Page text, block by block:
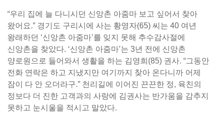
“우리 집에 늘 다니시던 신앙촌 아줌마 보고 싶어서 찾아
왔어요.” 경기도 구리시에 사는 황영자(65) 씨는 40 여년
왕래하던 ‘신앙촌 아줌마’를 잊지 못해 추수감사절에
신앙촌을 찾았다. ‘신앙촌 아줌마’는 3년 전에 신앙촌
양로원으로 들어와서 생활을 하는 김영희(85) 권사. “그동안
전화 연락은 하고 지냈지만 여기까지 찾아 온다니까 어제
잠이 다 안 오더라구.” 천리길에 이어진 끈끈한 정, 육친의
정보다 더 진한 고객과의 사랑에 김권사는 반가움을 감추지
못하고 눈시울을 적시고 말았다.